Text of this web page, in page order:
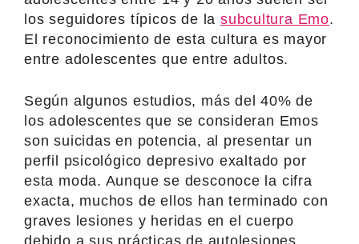
los seguidores típicos de la subcultura Emo.
El reconocimiento de esta cultura es mayor
entre adolescentes que entre adultos.
Según algunos estudios, más del 40% de
los adolescentes que se consideran Emos
son suicidas en potencia, al presentar un
perfil psicológico depresivo exaltado por
esta moda. Aunque se desconoce la cifra
exacta, muchos de ellos han terminado con
graves lesiones y heridas en el cuerpo
debido a sus prácticas de autolesiones.